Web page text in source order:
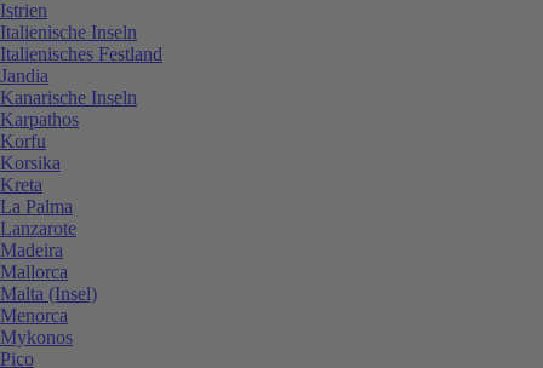
Istrien
Italienische Inseln
Italienisches Festland
Jandia
Kanarische Inseln
Karpathos
Korfu
Korsika
Kreta
La Palma
Lanzarote
Madeira
Mallorca
Malta (Insel)
Menorca
Mykonos
Pico